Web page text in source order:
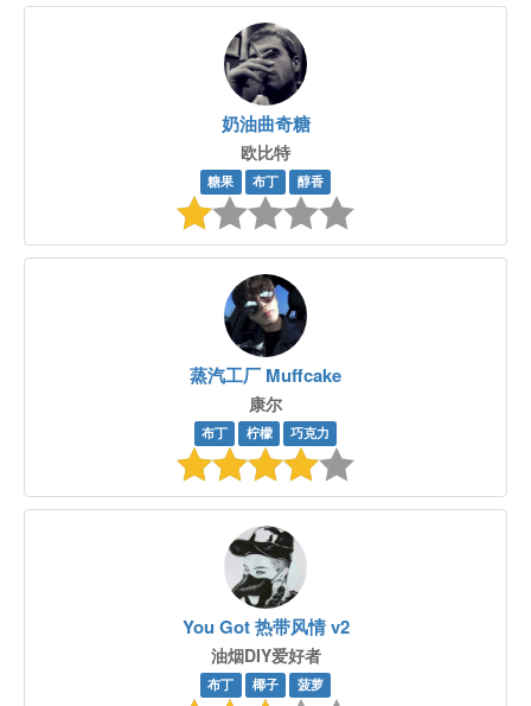
奶油曲奇糖
欧比特
糖果 布丁 醇香
蒸汽工厂 Muffcake
康尔
布丁 柠檬 巧克力
You Got 热带风情 v2
油烟DIY爱好者
布丁 椰子 菠萝